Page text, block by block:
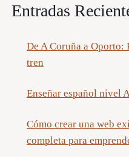
Entradas
De A Coruña a Oporto:
tren
Enseñar español nivel
Cómo crear una web
completa para